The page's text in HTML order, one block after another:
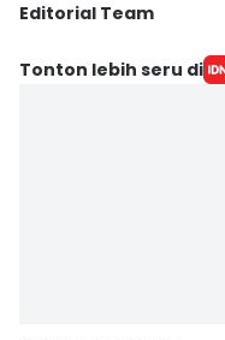
Editorial Team
Editor
Tonton lebih seru di